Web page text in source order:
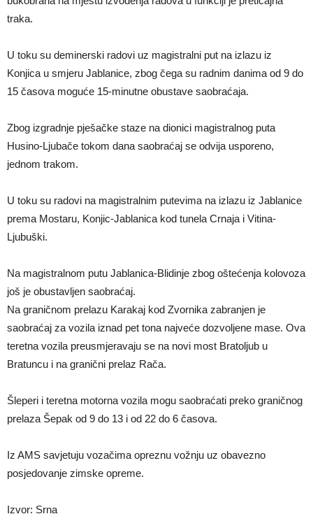
traka.
U toku su deminerski radovi uz magistralni put na izlazu iz
Konjica u smjeru Jablanice, zbog čega su radnim danima od 9 do
15 časova moguće 15-minutne obustave saobraćaja.
Zbog izgradnje pješačke staze na dionici magistralnog puta
Husino-Ljubače tokom dana saobraćaj se odvija usporeno,
jednom trakom.
U toku su radovi na magistralnim putevima na izlazu iz Jablanice
prema Mostaru, Konjic-Jablanica kod tunela Crnaja i Vitina-
Ljubuški.
Na magistralnom putu Jablanica-Blidinje zbog oštećenja kolovoza
još je obustavljen saobraćaj.
Na graničnom prelazu Karakaj kod Zvornika zabranjen je
saobraćaj za vozila iznad pet tona najveće dozvoljene mase. Ova
teretna vozila preusmjeravaju se na novi most Bratoljub u
Bratuncu i na granični prelaz Rača.
Šleperi i teretna motorna vozila mogu saobraćati preko graničnog
prelaza Šepak od 9 do 13 i od 22 do 6 časova.
Iz AMS savjetuju vozačima opreznu vožnju uz obavezno
posjedovanje zimske opreme.
Izvor: Srna